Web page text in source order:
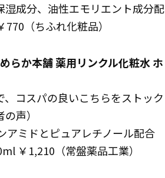
成分、油性エモリエント成分配
（ちふれ化粧品）
らか本舗 薬用リンクル化粧水 ホ
、コスパの良いこちらをストック
声）
アミドとピュアレチノール配合
￥1,210（常盤薬品工業）